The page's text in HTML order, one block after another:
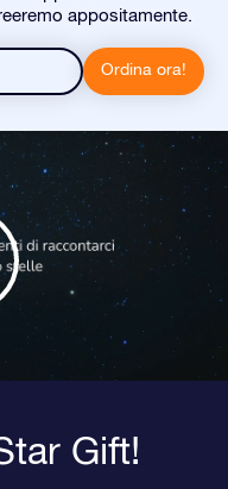
appositamente.
Ordina ora!
Gift!